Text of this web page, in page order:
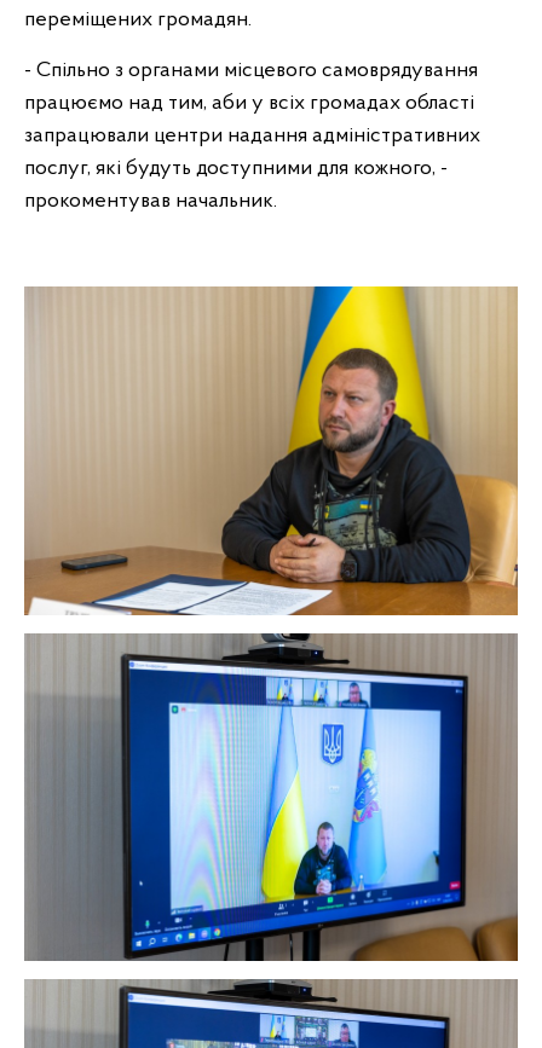
переміщених громадян.
- Спільно з органами місцевого самоврядування
працюємо над тим, аби у всіх громадах області
запрацювали центри надання адміністративних
послуг, які будуть доступними для кожного, -
прокоментував начальник.